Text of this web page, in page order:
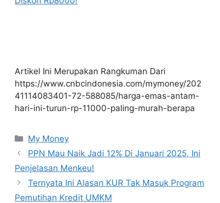
Artikel Ini Merupakan Rangkuman Dari
https://www.cnbcindonesia.com/mymoney/202
41114083401-72-588085/harga-emas-antam-
hari-ini-turun-rp-11000-paling-murah-berapa
Kategori
My Money
PPN Mau Naik Jadi 12% Di Januari 2025, Ini
Penjelasan Menkeu!
Ternyata Ini Alasan KUR Tak Masuk Program
Pemutihan Kredit UMKM